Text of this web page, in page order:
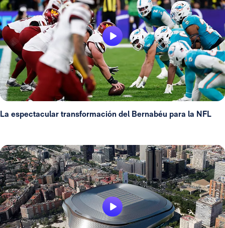
La espectacular transformación del Bernabéu para la NFL